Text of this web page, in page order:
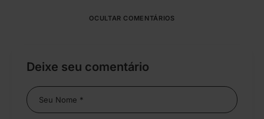
OCULTAR COMENTÁRIOS
Deixe seu comentário